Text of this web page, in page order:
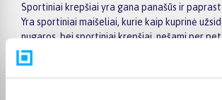
Sportiniai krepšiai yra gana panašūs ir
Yra sportiniai maišeliai, kurie kaip kuprinė
nugaros, bei sportiniai krepšiai, nešami per
krepšiai reikalingi įvairaus mokyklinio amžiaus
pravers ir penktokui, ir pradinukui, ir
pamokų vaikas lanko aktyvaus sporto būrelį,